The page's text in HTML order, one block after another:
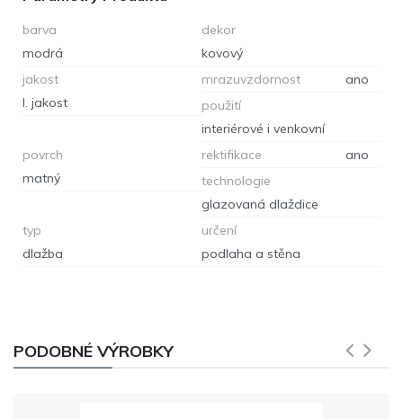
barva
modrá
dekor
kovový
jakost
I. jakost
mrazuvzdornost
ano
použití
interiérové i venkovní
povrch
matný
rektifikace
ano
technologie
glazovaná dlaždice
typ
dlažba
určení
podlaha a stěna
PODOBNÉ VÝROBKY